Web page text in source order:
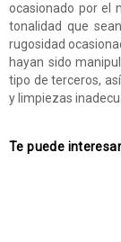
ocasionado por el
tonalidad que
rugosidad
hayan sido
tipo de terceros,
y limpiezas
Te puede interesar